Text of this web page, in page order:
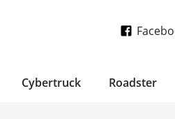
Cybertruck Roadster